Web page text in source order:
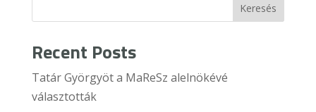
Keresés
Recent Posts
Tatár Györgyöt a MaReSz alelnökévé
választották